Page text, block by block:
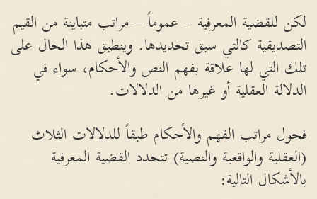
لكن للقضية المعرفية – عموماً – مراتب متباينة من القيم
التصديقية كالتي سبق تحديدها. وينطبق هذا الحال على
تلك التي لها علاقة بفهم النص والأحكام، سواء في
الدلالة العقلية أو غيرها من الدلالات.
فحول مراتب الفهم والأحكام طبقاً للدلالات الثلاث
(العقلية والواقعية والنصية) تتحدد القضية المعرفية
بالأشكال التالية: